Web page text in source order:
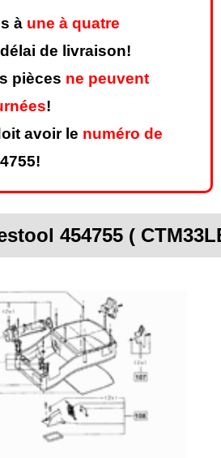
à une à quatre
de livraison!
pièces ne peuvent
!
avoir le numéro de
454755 (